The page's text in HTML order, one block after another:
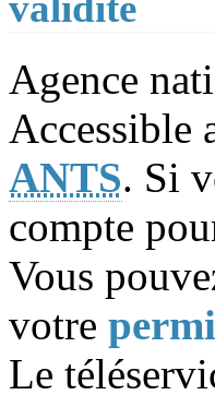
Agence
Accessible
ANTS. Si
compte
Vous
votre
Le